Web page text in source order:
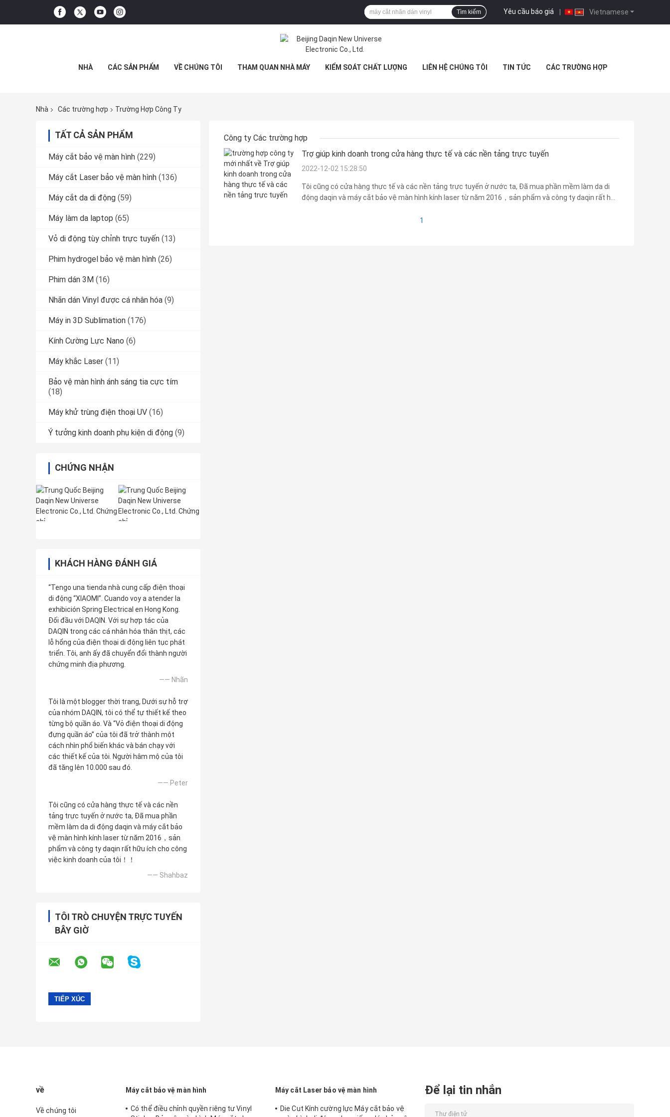
Vietnamese
Yêu cầu báo giá |
Tìm kiếm
NHÀ CÁC SẢN PHẨM VỀ CHÚNG TÔI THAM QUAN NHÀ MÁY KIỂM SOÁT CHẤT LƯỢNG LIÊN HỆ CHÚNG TÔI TIN TỨC CÁC TRƯỜNG HỢP
Nhà Các trường hợp Trường Hợp Công Ty
TẤT CẢ SẢN PHẨM
Máy cắt bảo vệ màn hình (229)
Máy cắt Laser bảo vệ màn hình (136)
Máy cắt da di động (59)
Máy làm da laptop (65)
Vỏ di động tùy chỉnh trực tuyến (13)
Phim hydrogel bảo vệ màn hình (26)
Phim dán 3M (16)
Nhãn dán Vinyl được cá nhân hóa (9)
Máy in 3D Sublimation (176)
Kính Cường Lực Nano (6)
Máy khắc Laser (11)
Bảo vệ màn hình ánh sáng tia cực tím
(18)
Máy khử trùng điện thoại UV (16)
Ý tưởng kinh doanh phụ kiện di động (9)
CHỨNG NHẬN
KHÁCH HÀNG ĐÁNH GIÁ
“Tengo una tienda nhà cung cấp điện thoại
di động “XIAOMI”. Cuando voy a atender la
exhibición Spring Electrical en Hong Kong.
Đối đầu với DAQIN. Với sự hợp tác của
DAQIN trong các cá nhân hóa thân thịt, các
lỗ hổng của điện thoại di động liên tục phát
triển. Tôi, anh ấy đã chuyển đổi thành người
chứng minh địa phương.
—— Nhãn
Tôi là một blogger thời trang, Dưới sự hỗ trợ
của nhóm DAQIN, tôi có thể tự thiết kế theo
từng bộ quần áo. Và “Vỏ điện thoại di động
đựng quần áo” của tôi đã trở thành một
cách nhìn phổ biến khác và bán chạy với
các thiết kế của tôi. Người hâm mộ của tôi
đã tăng lên 10.000 sau đó.
—— Peter
Tôi cũng có cửa hàng thực tế và các nền
tảng trực tuyến ở nước ta, Đã mua phần
mềm làm da di động daqin và máy cắt bảo
vệ màn hình kính laser từ năm 2016，sản
phẩm và công ty daqin rất hữu ích cho công
việc kinh doanh của tôi！！
—— Shahbaz
TÔI TRÒ CHUYỆN TRỰC TUYẾN
BÂY GIỜ
Công ty Các trường hợp
Trợ giúp kinh doanh trong cửa hàng thực tế và các nền tảng trực tuyến
2022-12-02 15:28:50
Tôi cũng có cửa hàng thực tế và các nền tảng trực tuyến ở nước ta, Đã mua phần mềm làm da di
động daqin và máy cắt bảo vệ màn hình kính laser từ năm 2016，sản phẩm và công ty daqin rất hữu
1
về
Về chúng tôi
Máy cắt bảo vệ màn hình
Có thể điều chỉnh quyền riêng tư Vinyl
Máy cắt Laser bảo vệ màn hình
Die Cut Kính cường lực Máy cắt bảo vệ
Để lại tin nhắn